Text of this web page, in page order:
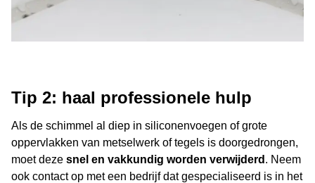
Tip 2: haal professionele hulp
Als de schimmel al diep in siliconenvoegen of grote
oppervlakken van metselwerk of tegels is doorgedrongen,
moet deze snel en vakkundig worden verwijderd . Neem
ook contact op met een bedrijf dat gespecialiseerd is in het